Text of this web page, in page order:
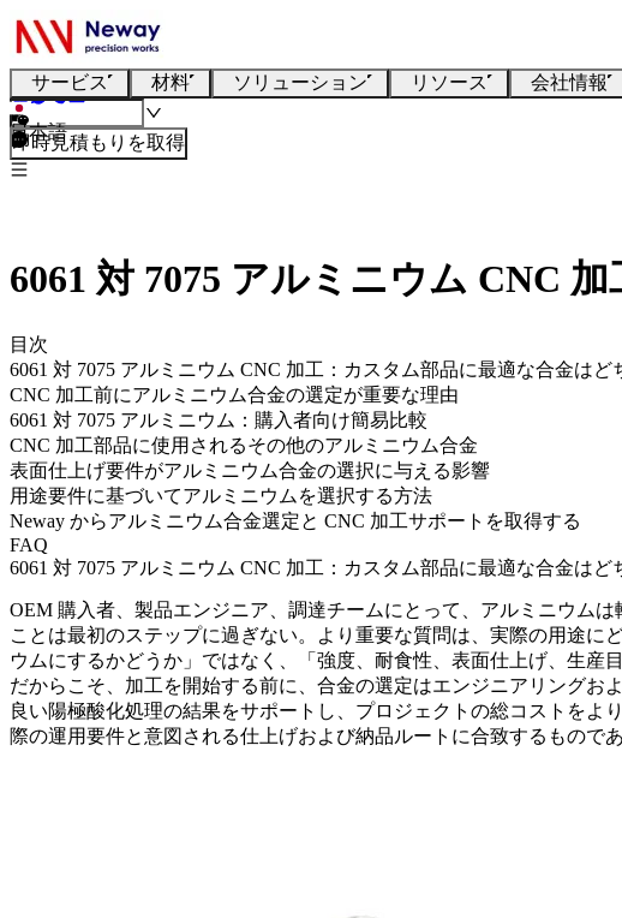
サービス 材料 ソリューション リソース 会社情報
日本語
即時見積もりを取得
6061 対 7075 アルミニウム CNC
目次
6061 対 7075 アルミニウム CNC 加工：カスタム部品に最適な合金はど
CNC 加工前にアルミニウム合金の選定が重要な理由
6061 対 7075 アルミニウム：購入者向け簡易比較
CNC 加工部品に使用されるその他のアルミニウム合金
表面仕上げ要件がアルミニウム合金の選択に与える影響
用途要件に基づいてアルミニウムを選択する方法
Neway からアルミニウム合金選定と CNC 加工サポートを取得する
FAQ
6061 対 7075 アルミニウム CNC 加工：カスタム部品に最適な合金はど
OEM 購入者、製品エンジニア、調達チームにとって、アルミニウム
ことは最初のステップに過ぎない。より重要な質問は、実際の用途
ウムにするかどうか」ではなく、「強度、耐食性、表面仕上げ、生産
だからこそ、加工を開始する前に、合金の選定はエンジニアリングお
良い陽極酸化処理の結果をサポートし、プロジェクトの総コストをよ
際の運用要件と意図される仕上げおよび納品ルートに合致するものであ